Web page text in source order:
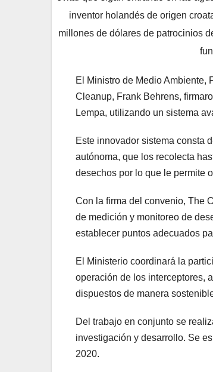
inventor holandés de origen
millones de dólares de patrocinios
El Ministro de Medio Ambiente,
Cleanup, Frank Behrens,
Lempa, utilizando un sistema
Este innovador sistema consta
autónoma, que los recolecta
desechos por lo que le permite
Con la firma del convenio, The
de medición y monitoreo de
establecer puntos adecuados
El Ministerio coordinará la
operación de los interceptores,
dispuestos de manera
Del trabajo en conjunto se
investigación y desarrollo. Se
2020.